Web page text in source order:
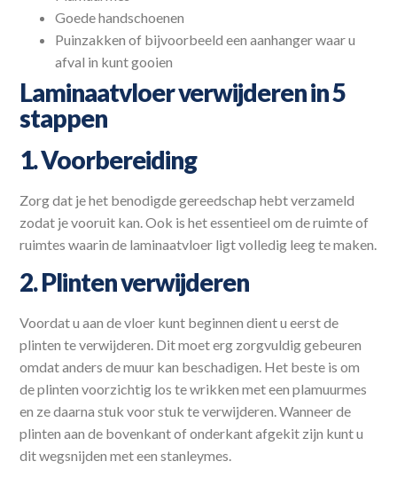
Goede handschoenen
Puinzakken of bijvoorbeeld een aanhanger waar u
afval in kunt gooien
Laminaatvloer verwijderen in 5
stappen
1. Voorbereiding
Zorg dat je het benodigde gereedschap hebt verzameld
zodat je vooruit kan. Ook is het essentieel om de ruimte of
ruimtes waarin de laminaatvloer ligt volledig leeg te maken.
2. Plinten verwijderen
Voordat u aan de vloer kunt beginnen dient u eerst de
plinten te verwijderen. Dit moet erg zorgvuldig gebeuren
omdat anders de muur kan beschadigen. Het beste is om
de plinten voorzichtig los te wrikken met een plamuurmes
en ze daarna stuk voor stuk te verwijderen. Wanneer de
plinten aan de bovenkant of onderkant afgekit zijn kunt u
dit wegsnijden met een stanleymes.